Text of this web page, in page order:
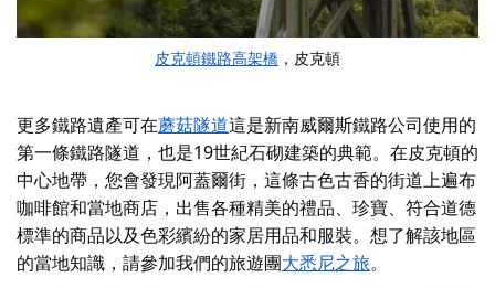
皮克頓鐵路高架橋 ，皮克頓
更多鐵路遺產可在蘑菇隧道這是新南威爾斯鐵路公司使用的
第一條鐵路隧道，也是19世紀石砌建築的典範。在皮克頓的
中心地帶，您會發現阿蓋爾街，這條古色古香的街道上遍布
咖啡館和當地商店，出售各種精美的禮品、珍寶、符合道德
標準的商品以及色彩繽紛的家居用品和服裝。想了解該地區
的當地知識，請參加我們的旅遊團大悉尼之旅。